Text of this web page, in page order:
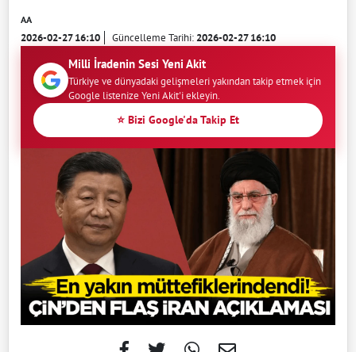
AA
2026-02-27 16:10 Güncelleme Tarihi:2026-02-27 16:10
Milli İradenin Sesi Yeni Akit
Türkiye ve dünyadaki gelişmeleri yakından takip etmek için
Google listenize Yeni Akit'i ekleyin.
⭐ Bizi Google'da Takip Et